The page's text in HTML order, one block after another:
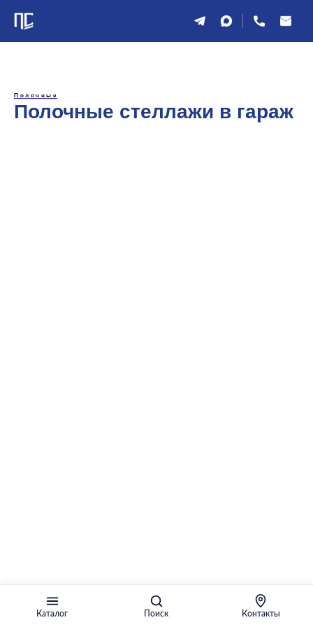
Каталог Поиск Контакты
Полочные
Полочные стеллажи в гараж